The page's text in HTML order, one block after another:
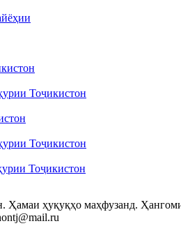
Тоҷикистон
Тоҷикистон
Тоҷикистон
ҳуқуқҳо маҳфузанд.